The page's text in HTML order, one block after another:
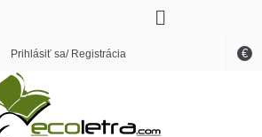
€
Prihlásiť sa/ Registrácia